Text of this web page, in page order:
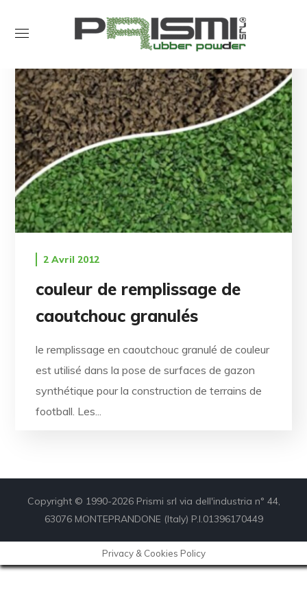
2 Avril 2012
couleur de remplissage de
caoutchouc granulés
le remplissage en caoutchouc granulé de couleur
est utilisé dans la pose de surfaces de gazon
synthétique pour la construction de terrains de
football. Les...
Copyright © 1990-2026 Prismi srl via dell'industria n° 44,
63076 MONTEPRANDONE (Italy) P.I.01396170449
Privacy & Cookies Policy